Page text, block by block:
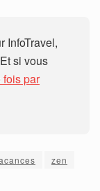
InfoTravel,
si vous
fois par
zen